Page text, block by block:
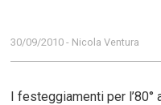
30/09/2010 - Nicola Ventura
I festeggiamenti per l’80°